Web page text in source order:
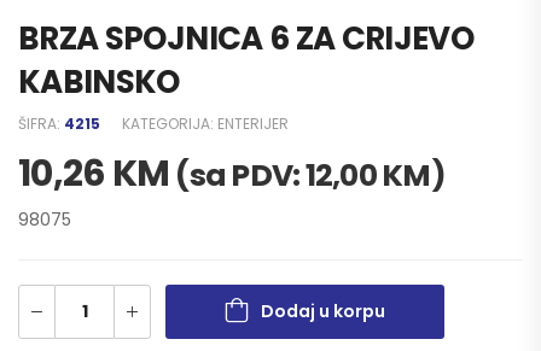
BRZA SPOJNICA 6 ZA CRIJEVO
KABINSKO
ŠIFRA: 4215 KATEGORIJA: ENTERIJER
10,26 KM (sa PDV:12,00KM)
98075
Dodaj u korpu